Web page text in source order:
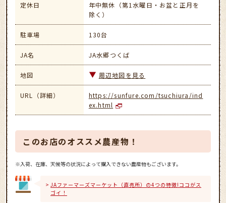
定休日
年中無休（第1水曜日・お盆と正月を
除く）
駐車場 130台
JA名 JA水郷つくば
地図 周辺地図を見る
URL（詳細）
https://sunfure.com/tsuchiura/ind
ex.html
このお店のオススメ農産物！
※入荷、在庫、天候等の状況によって購入できない農産物もございます。
JAファーマーズマーケット（直売所）の4つの特徴!ココがス
ゴイ！